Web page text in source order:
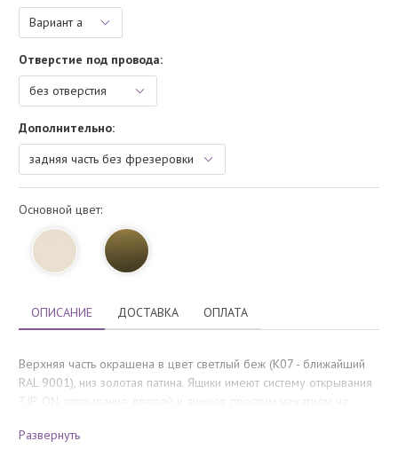
Отверстие под провода:
Дополнительно:
Основной цвет:
ОПИСАНИЕ ДОСТАВКА ОПЛАТА
Верхняя часть окрашена в цвет светлый беж (K07 - ближайший
RAL 9001), низ золотая патина. Ящики имеют систему открывания
TIP-ON, открывание дверей и ящиков простым нажатием на
Развернуть